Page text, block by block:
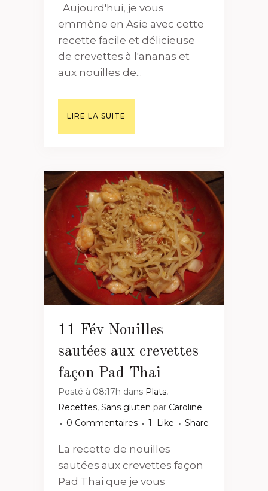
Aujourd'hui, je vous
emmène en Asie avec cette
recette facile et délicieuse
de crevettes à l'ananas et
aux nouilles de...
LIRE LA SUITE
11 Fév Nouilles
sautées aux crevettes
façon Pad Thai
Posté à 08:17h dans Plats,
Recettes, Sans gluten par Caroline
0 Commentaires
1 Like Share
La recette de nouilles
sautées aux crevettes façon
Pad Thai que je vous